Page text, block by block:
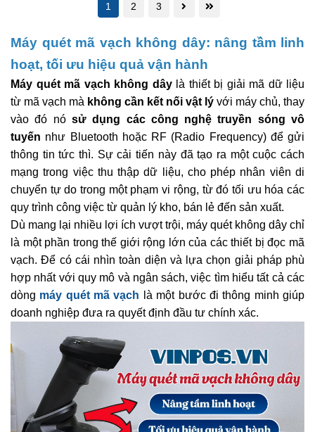
1 2 3
Máy quét mã vạch không dây: nâng tầm linh
hoạt, tối ưu hiệu quả vận hành
Máy quét mã vạch không dâylà thiết bị giải mã dữ liệu
từ mã vạch mà không cần kết nối vật lý với máy chủ, thay
vào đó nó sử dụng các công nghệ truyền sóng vô
tuyến như Bluetooth hoặc RF (Radio Frequency) để gửi
thông tin tức thì. Sự cải tiến này đã tạo ra một cuộc cách
mạng trong việc thu thập dữ liệu, cho phép nhân viên di
chuyển tự do trong một phạm vi rộng, từ đó tối ưu hóa các
quy trình công việc từ quản lý kho, bán lẻ đến sản xuất.
Dù mang lại nhiều lợi ích vượt trội, máy quét không dây chỉ
là một phần trong thế giới rộng lớn của các thiết bị đọc mã
vạch. Để có cái nhìn toàn diện và lựa chọn giải pháp phù
hợp nhất với quy mô và ngân sách, việc tìm hiểu tất cả các
dòng máy quét mã vạch là một bước đi thông minh giúp
doanh nghiệp đưa ra quyết định đầu tư chính xác.